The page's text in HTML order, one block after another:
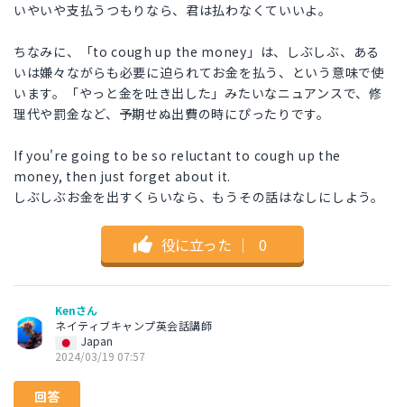
いやいや支払うつもりなら、君は払わなくていいよ。
ちなみに、「to cough up the money」は、しぶしぶ、ある
いは嫌々ながらも必要に迫られてお金を払う、という意味で使
います。「やっと金を吐き出した」みたいなニュアンスで、修
理代や罰金など、予期せぬ出費の時にぴったりです。
If you're going to be so reluctant to cough up the
money, then just forget about it.
しぶしぶお金を出すくらいなら、もうその話はなしにしよう。
役に立った ｜ 0
Kenさん
ネイティブキャンプ英会話講師
Japan
2024/03/19 07:57
回答